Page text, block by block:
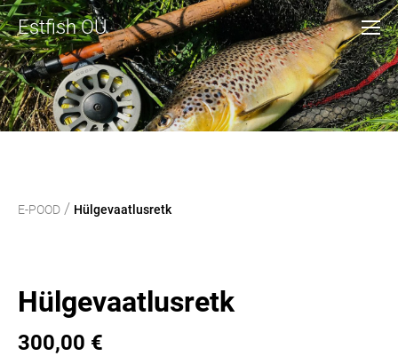
Estfish OÜ
E-POOD / Hülgevaatlusretk
Hülgevaatlusretk
300,00 €